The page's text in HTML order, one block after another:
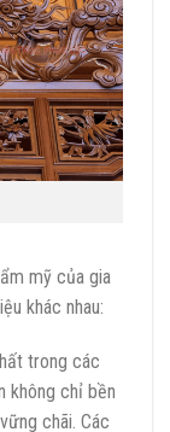
mỹ của gia
khác nhau:
trong các
không chỉ bền
chãi. Các